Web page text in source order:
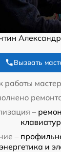
Вызвать
работы
–
клавиатур
–
и